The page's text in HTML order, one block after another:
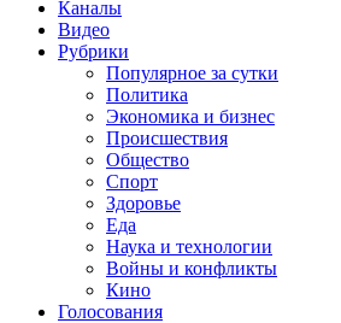
Каналы
Видео
Рубрики
Популярное за сутки
Политика
Экономика и бизнес
Происшествия
Общество
Спорт
Здоровье
Еда
Наука и технологии
Войны и конфликты
Кино
Голосования